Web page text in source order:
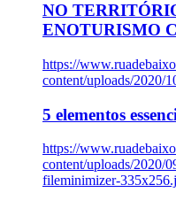
NO
ENOTURISMO
https://
content/uploads/2020/
5 elementos
https://
content/uploads/2020/
fileminimizer-